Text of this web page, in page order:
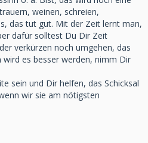
weinen, schreien,
das tut gut. Mit der Zeit lernt man,
dafür solltest Du Dir Zeit
verkürzen noch umgehen, das
es besser werden, nimm Dir
sein und Dir helfen, das Schicksal
wir sie am nötigsten